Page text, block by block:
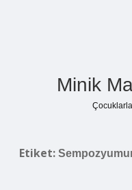
Minik
Etiket: